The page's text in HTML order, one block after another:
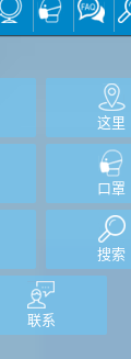
这里
口罩
搜索
联系